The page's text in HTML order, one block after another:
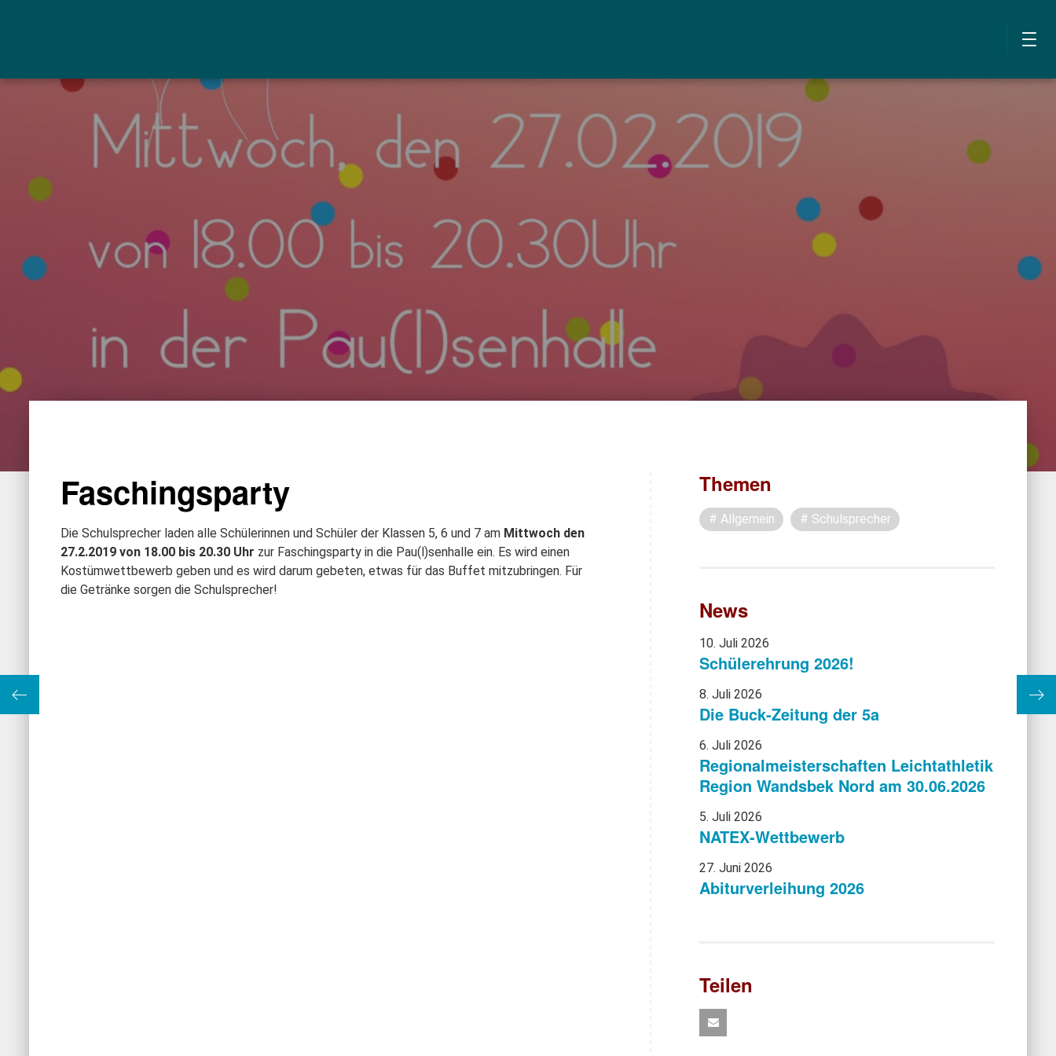
Faschingsparty
Die Schulsprecher laden alle Schülerinnen und Schüler der Klassen 5, 6 und 7 am Mittwoch den
27.2.2019 von 18.00 bis 20.30 Uhr zur Faschingsparty in die Pau(l)senhalle ein. Es wird einen
Kostümwettbewerb geben und es wird darum gebeten, etwas für das Buffet mitzubringen. Für
die Getränke sorgen die Schulsprecher!
Themen
Allgemein Schulsprecher
News
10. Juli 2026
Schülerehrung 2026!
8. Juli 2026
Die Buck-Zeitung der 5a
6. Juli 2026
Regionalmeisterschaften Leichtathletik
Region Wandsbek Nord am 30.06.2026
5. Juli 2026
NATEX-Wettbewerb
27. Juni 2026
Abiturverleihung 2026
Teilen